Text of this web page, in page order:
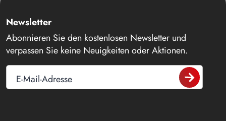
Newsletter
Abonnieren Sie den kostenlosen Newsletter und
verpassen Sie keine Neuigkeiten oder Aktionen.
E-Mail-Adresse